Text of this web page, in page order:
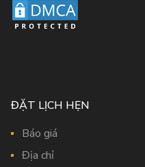
ĐẶT LỊCH HẸN
Báo giá
Địa chỉ